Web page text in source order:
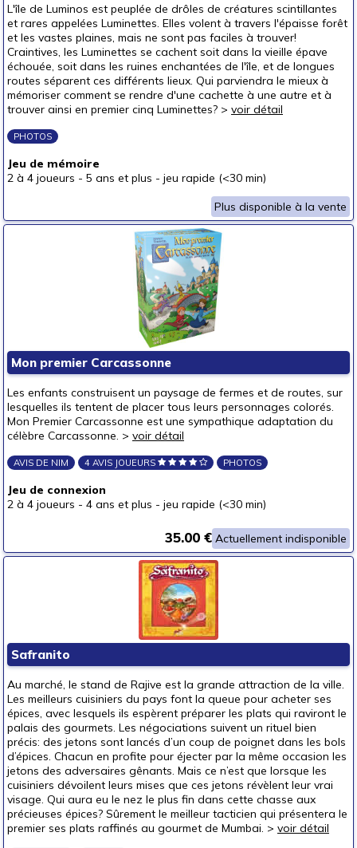
L'île de Luminos est peuplée de drôles de créatures scintillantes
et rares appelées Luminettes. Elles volent à travers l'épaisse forêt
et les vastes plaines, mais ne sont pas faciles à trouver!
Craintives, les Luminettes se cachent soit dans la vieille épave
échouée, soit dans les ruines enchantées de l'île, et de longues
routes séparent ces différents lieux. Qui parviendra le mieux à
mémoriser comment se rendre d'une cachette à une autre et à
trouver ainsi en premier cinq Luminettes? > voir détail
PHOTOS
Jeu de mémoire
2 à 4 joueurs - 5 ans et plus - jeu rapide (<30 min)
Plus disponible à la vente
Mon premier Carcassonne
Les enfants construisent un paysage de fermes et de routes, sur
lesquelles ils tentent de placer tous leurs personnages colorés.
Mon Premier Carcassonne est une sympathique adaptation du
célèbre Carcassonne. > voir détail
AVIS DE NIM 4 AVIS JOUEURS PHOTOS
Jeu de connexion
2 à 4 joueurs - 4 ans et plus - jeu rapide (<30 min)
Actuellement indisponible
35.00 €
Safranito
Au marché, le stand de Rajive est la grande attraction de la ville.
Les meilleurs cuisiniers du pays font la queue pour acheter ses
épices, avec lesquels ils espèrent préparer les plats qui raviront le
palais des gourmets. Les négociations suivent un rituel bien
précis: des jetons sont lancés d’un coup de poignet dans les bols
d’épices. Chacun en profite pour éjecter par la même occasion les
jetons des adversaires gênants. Mais ce n’est que lorsque les
cuisiniers dévoilent leurs mises que ces jetons révèlent leur vrai
visage. Qui aura eu le nez le plus fin dans cette chasse aux
précieuses épices? Sûrement le meilleur tacticien qui présentera le
premier ses plats raffinés au gourmet de Mumbai. > voir détail